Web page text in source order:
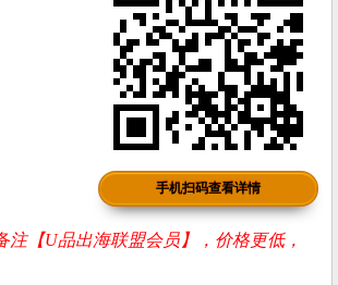
手机扫码查看详情
注【U品出海联盟会员】，价格更低，